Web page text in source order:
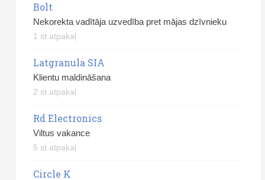
Bolt
Nekorekta vadītāja uzvedība pret mājas dzīvnieku
1 st atpakaļ
Latgranula SIA
Klientu maldināšana
2 st atpakaļ
Rd Electronics
Viltus vakance
5 st atpakaļ
Circle K